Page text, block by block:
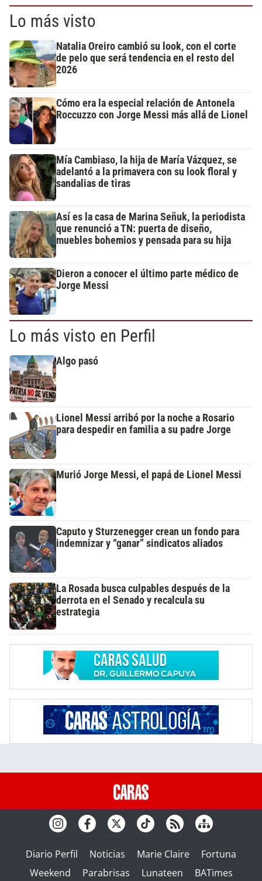
Lo más visto
Natalia Oreiro cambió su look, con el corte
de pelo que será tendencia en el resto del
2026
Cómo era la especial relación de Antonela
Roccuzzo con Jorge Messi más allá de Lionel
Mía Cambiaso, la hija de María Vázquez, se
adelantó a la primavera con su look floral y
sandalias de tiras
Así es la casa de Marina Señuk, la periodista
que renunció a TN: puerta de diseño,
muebles bohemios y pensada para su hija
Dieron a conocer el último parte médico de
Jorge Messi
Lo más visto en Perfil
Algo pasó
Lionel Messi arribó por la noche a Rosario
para despedir en familia a su padre Jorge
Murió Jorge Messi, el papá de Lionel Messi
Caputo y Sturzenegger crean un fondo para
indemnizar y “ganar” sindicatos aliados
La Rosada busca culpables después de la
derrota en el Senado y recalcula su
estrategia
Diario Perfil Noticias Marie Claire
Fortuna
Weekend
Parabrisas Lunateen BATimes